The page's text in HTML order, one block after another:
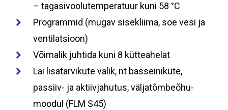
– tagasivoolutemperatuur kuni 58 °C
Programmid (mugav sisekliima, soe vesi ja
ventilatsioon)
Võimalik juhtida kuni 8 kütteahelat
Lai lisatarvikute valik, nt basseiniküte,
passiiv- ja aktiivjahutus, väljatõmbeõhu-
moodul (FLM S45)